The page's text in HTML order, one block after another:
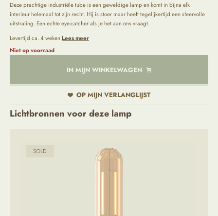
Deze prachtige industriële tube is een geweldige lamp en komt in bijna elk
interieur helemaal tot zijn recht. Hij is stoer maar heeft tegelijkertijd een sfeervolle
uitstraling. Een echte eye-catcher als je het aan ons vraagt.
Levertijd ca. 4 wekenLees meer
Niet op voorraad
IN MIJN WINKELWAGEN
OP MIJN VERLANGLIJST
Lichtbronnen voor deze lamp
SOLD